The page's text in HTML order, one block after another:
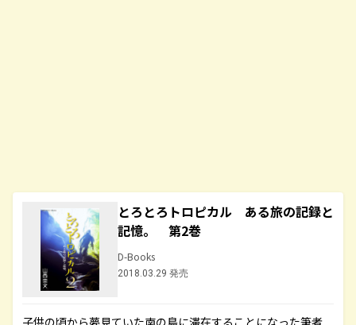
とろとろトロピカル ある旅の記録と
記憶。 第2巻
D-Books
2018.03.29 発売
子供の頃から夢見ていた南の島に滞在することになった筆者